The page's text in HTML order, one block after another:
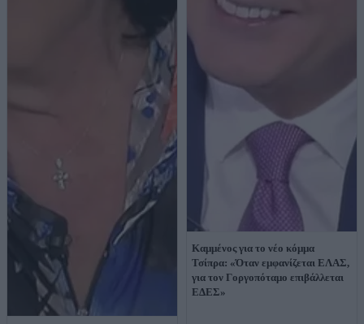
Καμμένος για το νέο κόμμα
Τσίπρα: «Όταν εμφανίζεται ΕΛΑΣ,
για τον Γοργοπόταμο επιβάλλεται
ΕΔΕΣ»